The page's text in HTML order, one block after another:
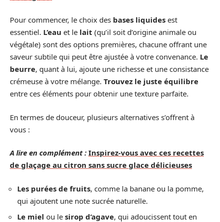
Pour commencer, le choix des bases liquides est
essentiel. L’eau et le lait (qu’il soit d’origine animale ou
végétale) sont des options premières, chacune offrant une
saveur subtile qui peut être ajustée à votre convenance. Le
beurre, quant à lui, ajoute une richesse et une consistance
crémeuse à votre mélange. Trouvez le juste équilibre
entre ces éléments pour obtenir une texture parfaite.
En termes de douceur, plusieurs alternatives s’offrent à
vous :
A lire en complément : Inspirez-vous avec ces recettes
de glaçage au citron sans sucre glace délicieuses
Les purées de fruits, comme la banane ou la pomme,
qui ajoutent une note sucrée naturelle.
Le miel ou le sirop d’agave, qui adoucissent tout en